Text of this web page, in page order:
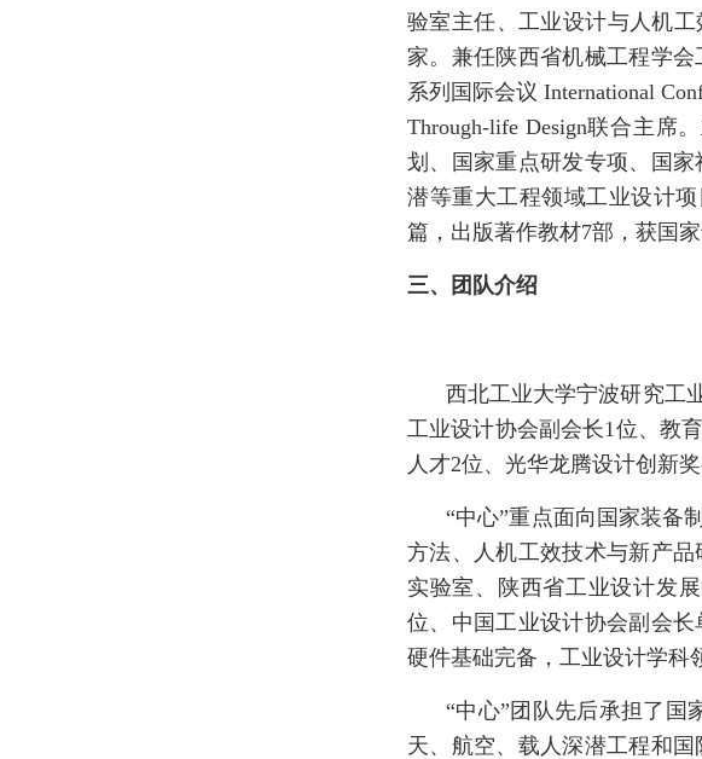
验室主任、工业设计与人机
家。兼任陕西省机械工程学
系列国际会议 International
Through-life Design联合主席
划、国家重点研发专项、国
潜等重大工程领域工业设计
篇，出版著作教材7部，获国家
三、团队介绍
西北工业大学宁波研究工
工业设计协会副会长1位、教
人才2位、光华龙腾设计创新
“中心”重点面向国家装备
方法、人机工效技术与新产
实验室、陕西省工业设计发
位、中国工业设计协会副会
硬件基础完备，工业设计学科
“中心”团队先后承担了国
天、航空、载人深潜工程和